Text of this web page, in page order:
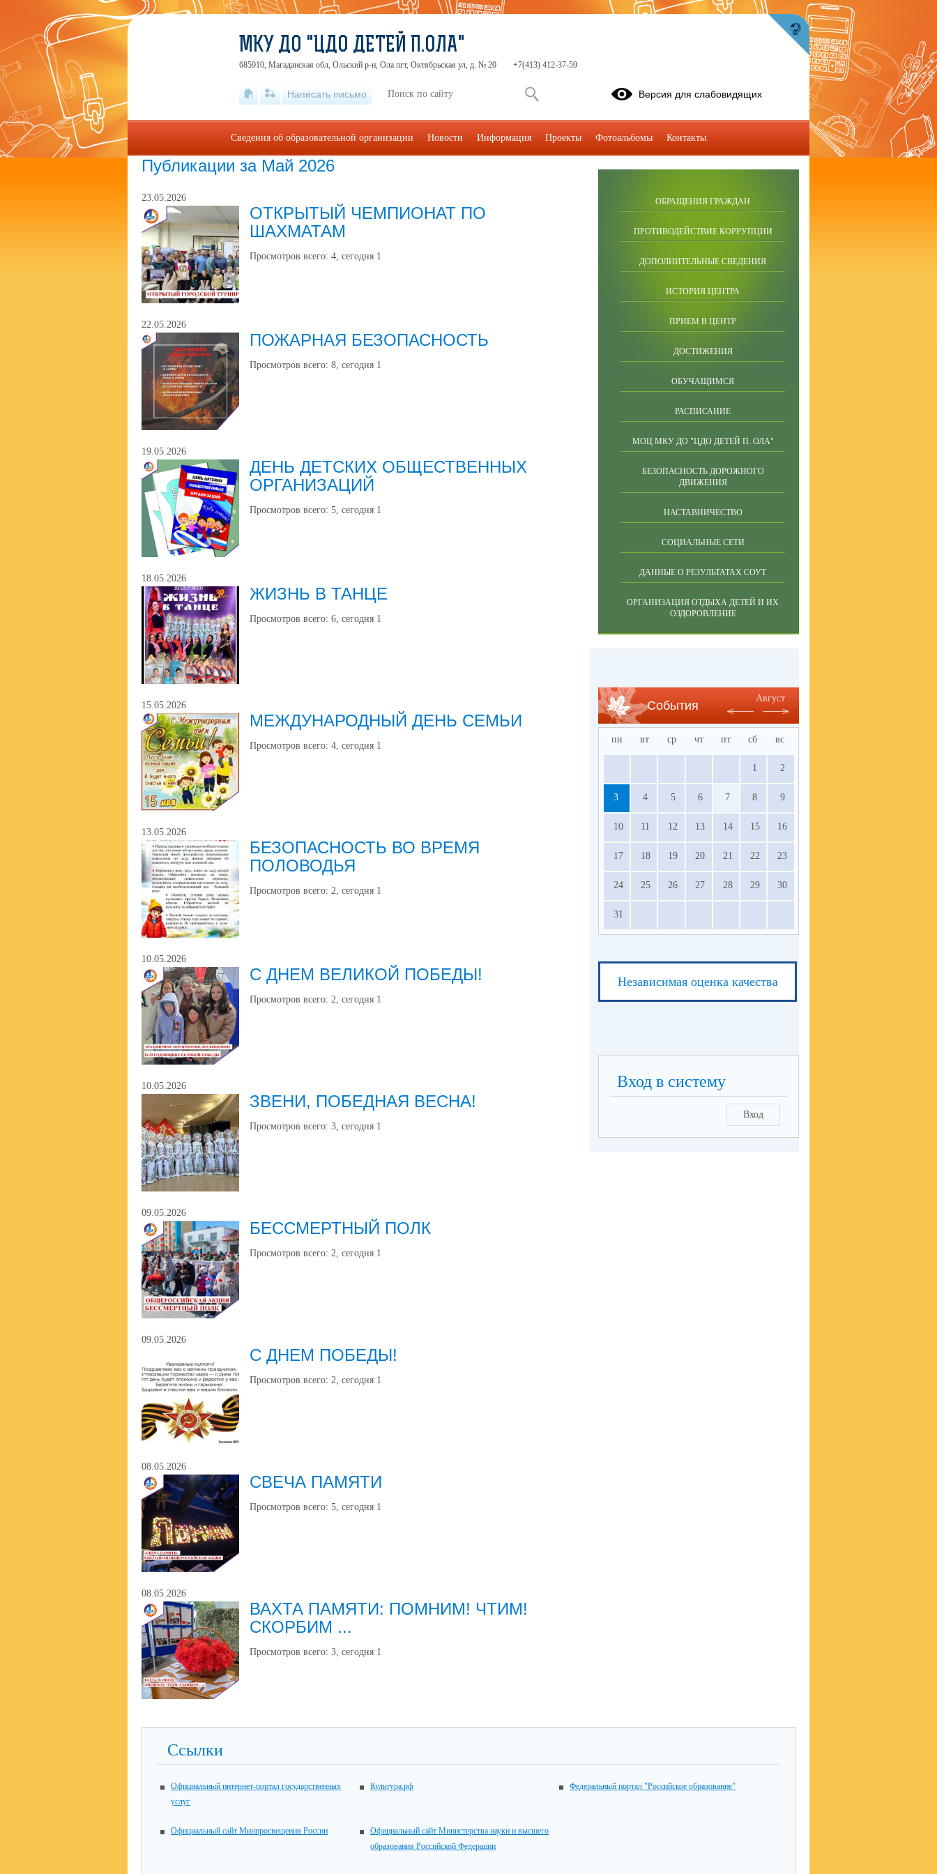
Публикации за Май 2026
23.05.2026
ОТКРЫТЫЙ ЧЕМПИОНАТ ПО
ШАХМАТАМ
Просмотров всего: 4, сегодня 1
22.05.2026
ПОЖАРНАЯ БЕЗОПАСНОСТЬ
Просмотров всего: 8, сегодня 1
19.05.2026
ДЕНЬ ДЕТСКИХ ОБЩЕСТВЕННЫХ
ОРГАНИЗАЦИЙ
Просмотров всего: 5, сегодня 1
18.05.2026
ЖИЗНЬ В ТАНЦЕ
Просмотров всего: 6, сегодня 1
15.05.2026
МЕЖДУНАРОДНЫЙ ДЕНЬ СЕМЬИ
Просмотров всего: 4, сегодня 1
13.05.2026
БЕЗОПАСНОСТЬ ВО ВРЕМЯ
ПОЛОВОДЬЯ
Просмотров всего: 2, сегодня 1
10.05.2026
С ДНЕМ ВЕЛИКОЙ ПОБЕДЫ!
Просмотров всего: 2, сегодня 1
10.05.2026
ЗВЕНИ, ПОБЕДНАЯ ВЕСНА!
Просмотров всего: 3, сегодня 1
09.05.2026
БЕССМЕРТНЫЙ ПОЛК
Просмотров всего: 2, сегодня 1
09.05.2026
С ДНЕМ ПОБЕДЫ!
Просмотров всего: 2, сегодня 1
08.05.2026
СВЕЧА ПАМЯТИ
Просмотров всего: 5, сегодня 1
08.05.2026
ВАХТА ПАМЯТИ: ПОМНИМ! ЧТИМ!
СКОРБИМ ...
Просмотров всего: 3, сегодня 1
ОБРАЩЕНИЯ ГРАЖДАН
ПРОТИВОДЕЙСТВИЕ КОРРУПЦИИ
ДОПОЛНИТЕЛЬНЫЕ СВЕДЕНИЯ
ИСТОРИЯ ЦЕНТРА
ПРИЕМ В ЦЕНТР
ДОСТИЖЕНИЯ
ОБУЧАЩИМСЯ
РАСПИСАНИЕ
МОЦ МКУ ДО "ЦДО ДЕТЕЙ П. ОЛА"
БЕЗОПАСНОСТЬ ДОРОЖНОГО
ДВИЖЕНИЯ
НАСТАВНИЧЕСТВО
СОЦИАЛЬНЫЕ СЕТИ
ДАННЫЕ О РЕЗУЛЬТАТАХ СОУТ
ОРГАНИЗАЦИЯ ОТДЫХА ДЕТЕЙ И ИХ
ОЗДОРОВЛЕНИЕ
События
Август
пн вт ср чт пт сб вс
1 2
3 4 5 6 7 8 9
10 11 12 13 14 15 16
17 18 19 20 21 22 23
24 25 26 27 28 29 30
31
Независимая оценка качества
Вход в систему
Вход
Ссылки
Официальный интернет-портал государственных
услуг
Культура.рф Федеральный портал "Российское образование"
Официальный сайт Минпросвещения России
Официальный сайт Министерства науки и высшего
образования Российской Федерации
МКУ ДО "ЦДО ДЕТЕЙ П.ОЛА"
685910, Магаданская обл, Ольский р-н, Ола пгт, Октябрьская ул, д. № 20 +7(413) 412-37-59
Написать письмо Версия для слабовидящих
Сведения об образовательной организации Новости Информация Проекты Фотоальбомы Контакты